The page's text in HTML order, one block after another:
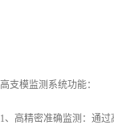
高支模监测系统功能：
1、高精密准确监测：通